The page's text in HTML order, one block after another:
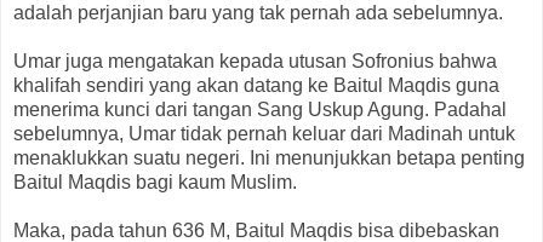
adalah perjanjian baru yang tak pernah ada sebelumnya.
Umar juga mengatakan kepada utusan Sofronius bahwa
khalifah sendiri yang akan datang ke Baitul Maqdis guna
menerima kunci dari tangan Sang Uskup Agung. Padahal
sebelumnya, Umar tidak pernah keluar dari Madinah untuk
menaklukkan suatu negeri. Ini menunjukkan betapa penting
Baitul Maqdis bagi kaum Muslim.
Maka, pada tahun 636 M, Baitul Maqdis bisa dibebaskan